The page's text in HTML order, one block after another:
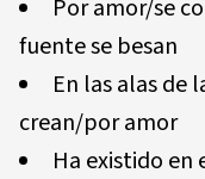
Por amor/se
fuente se besan
En las alas de
crean/por amor
Ha existido